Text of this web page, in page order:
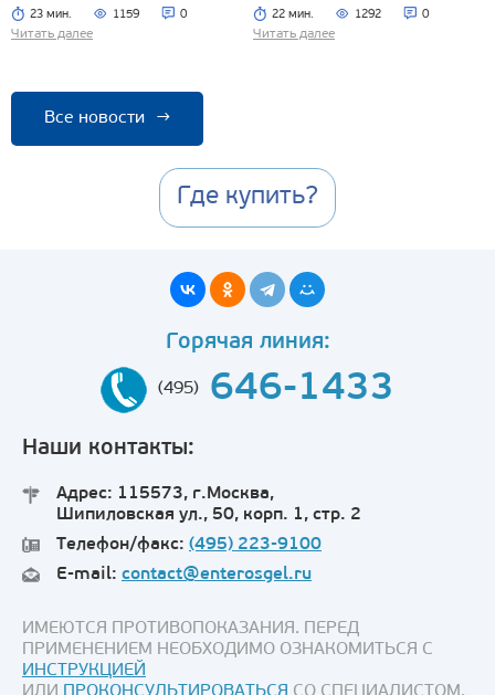
23 мин. 1159 0
Читать далее
22 мин. 1292 0
Читать далее
Все новости →
Где купить?
Горячая линия:
(495) 646-1433
Наши контакты:
Адрес: 115573, г.Москва,
Шипиловская ул., 50, корп. 1, стр. 2
Телефон/факс: (495) 223-9100
E-mail: contact@enterosgel.ru
ИМЕЮТСЯ ПРОТИВОПОКАЗАНИЯ. ПЕРЕД
ПРИМЕНЕНИЕМ НЕОБХОДИМО ОЗНАКОМИТЬСЯ С
ИНСТРУКЦИЕЙ
ИЛИ ПРОКОНСУЛЬТИРОВАТЬСЯ СО СПЕЦИАЛИСТОМ.